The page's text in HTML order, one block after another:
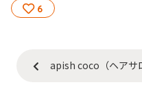
6
apish coco（ヘアサ